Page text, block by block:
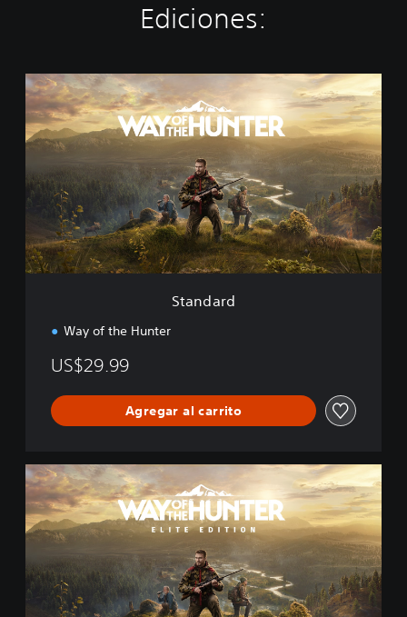
Ediciones:
S
t
a
n
r
d
Standard
Way of the Hunter
US$29.99
Agregar al carrito
E
l
i
t
d